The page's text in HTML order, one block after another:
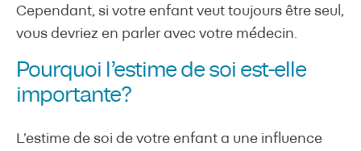
Cependant, si votre enfant veut toujours être seul,
vous devriez en parler avec votre médecin.
Pourquoi l’estime de soi est-elle
importante?
L’estime de soi de votre enfant a une influence